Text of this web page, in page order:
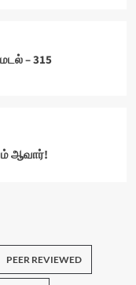
– 315
ஆவார்!
PEER REVIEWED